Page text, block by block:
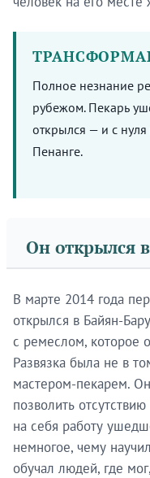
Полное незнание
рубежом. Пекарь
открылся — и с
Пенанге.
Он открылся
В марте 2014 года
открылся в Байян-
с ремеслом, которое
Развязка была не в
мастером-пекарем.
позволить
на себя работу
немногое, чему
обучал людей, где
Будьте
по